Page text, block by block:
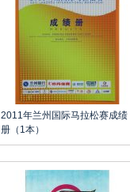
2011年兰州国际马拉松赛成绩
册（1本）